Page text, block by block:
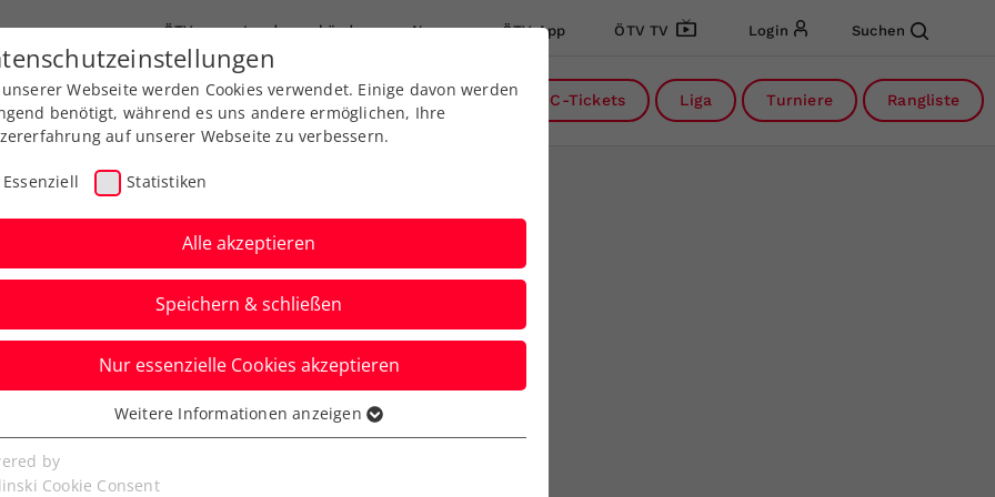
ÖTV Landesverbände News ÖTV App ÖTV TV Login Suchen
Ausbildungen Services Über uns DC-Tickets Liga Turniere Rangliste
ist österreichischer
Webseite werden Cookies verwendet. Einige davon werden
benötigt, während es uns andere ermöglichen, Ihre
auf unserer Webseite zu verbessern.
Essenziell Statistiken
Alle akzeptieren
Speichern & schließen
Nur essenzielle Cookies akzeptieren
Cookies werden für grundlegende Funktionen der
benötigt. Dadurch ist gewährleistet, dass die Webseite
Weitere Informationen anzeigen
by
Cookie Consent